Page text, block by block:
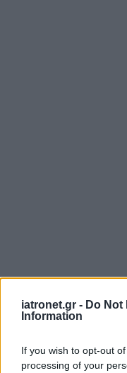
iatronet.gr - Do Not
Information
If you wish to opt-out
processing of your